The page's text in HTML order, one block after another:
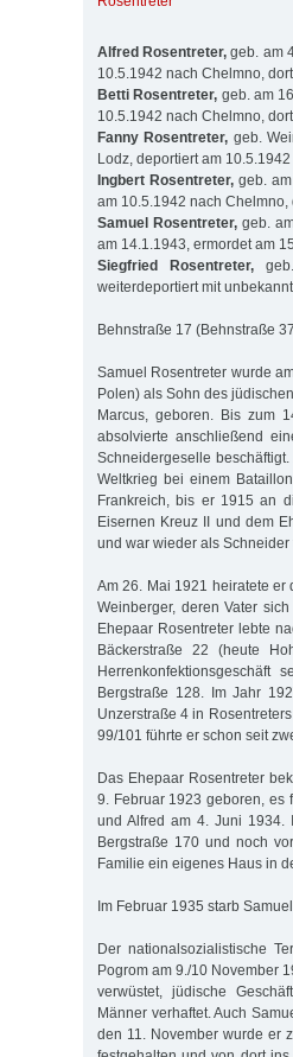
Alfred Rosentreter, geb. am
10.5.1942 nach Chelmno,
Betti Rosentreter, geb. am
10.5.1942 nach Chelmno,
Fanny Rosentreter, geb.
Lodz, deportiert am
Ingbert Rosentreter, geb.
am 10.5.1942 nach Chelmno,
Samuel Rosentreter,geb.
am 14.1.1943, ermordet am
Siegfried Rosentreter,geb.
weiterdeportiert mit
Behnstraße 17 (Behnstraße
Samuel Rosentreter wurde
Polen) als Sohn des
Marcus, geboren. Bis zum
absolvierte anschließend
Schneidergeselle
Weltkrieg bei einem
Frankreich, bis er 1915 an
Eisernen Kreuz II und dem
und war wieder als Schneider
Am 26. Mai 1921 heiratete er
Weinberger, deren Vater
Ehepaar Rosentreter lebte
Bäckerstraße 22 (heute
Herrenkonfektionsgeschäft
Bergstraße 128. Im Jahr
Unzerstraße 4 in
99/101 führte er schon seit
Das Ehepaar Rosentreter
9. Februar 1923 geboren, es
und Alfred am 4. Juni 1934.
Bergstraße 170 und noch
Familie ein eigenes Haus in
Im Februar 1935 starb
Der nationalsozialistische
Pogrom am 9./10 November
verwüstet, jüdische
Männer verhaftet. Auch
den 11. November wurde er